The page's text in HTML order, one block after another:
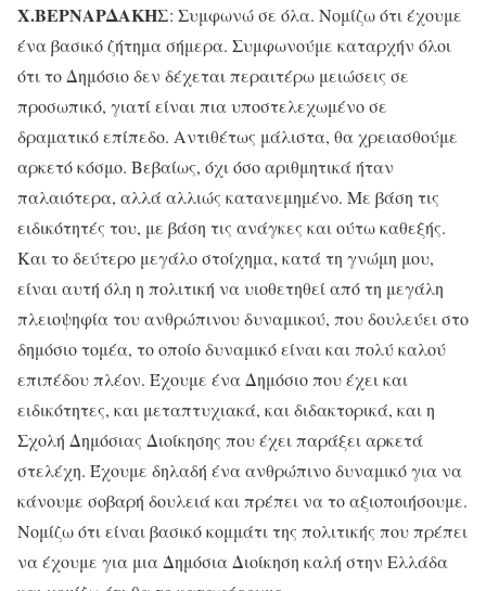
Χ.ΒΕΡΝΑΡΔΑΚΗΣ: Συμφωνώ σε όλα. Νομίζω ότι έχουμε
ένα βασικό ζήτημα σήμερα. Συμφωνούμε καταρχήν όλοι
ότι το Δημόσιο δεν δέχεται περαιτέρω μειώσεις σε
προσωπικό, γιατί είναι πια υποστελεχωμένο σε
δραματικό επίπεδο. Αντιθέτως μάλιστα, θα χρειασθούμε
αρκετό κόσμο. Βεβαίως, όχι όσο αριθμητικά ήταν
παλαιότερα, αλλά αλλιώς κατανεμημένο. Με βάση τις
ειδικότητές του, με βάση τις ανάγκες και ούτω καθεξής.
Και το δεύτερο μεγάλο στοίχημα, κατά τη γνώμη μου,
είναι αυτή όλη η πολιτική να υιοθετηθεί από τη μεγάλη
πλειοψηφία του ανθρώπινου δυναμικού, που δουλεύει στο
δημόσιο τομέα, το οποίο δυναμικό είναι και πολύ καλού
επιπέδου πλέον. Έχουμε ένα Δημόσιο που έχει και
ειδικότητες, και μεταπτυχιακά, και διδακτορικά, και η
Σχολή Δημόσιας Διοίκησης που έχει παράξει αρκετά
στελέχη. Έχουμε δηλαδή ένα ανθρώπινο δυναμικό για να
κάνουμε σοβαρή δουλειά και πρέπει να το αξιοποιήσουμε.
Νομίζω ότι είναι βασικό κομμάτι της πολιτικής που πρέπει
να έχουμε για μια Δημόσια Διοίκηση καλή στην Ελλάδα